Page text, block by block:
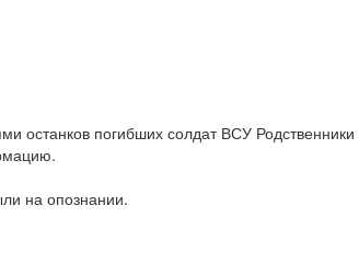
останков погибших солдат ВСУ
на опознании.